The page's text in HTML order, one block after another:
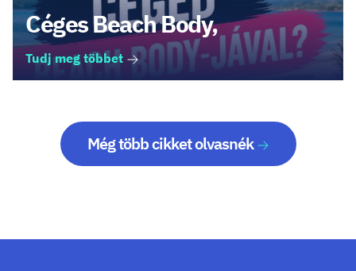
Céges Beach Body,
Tudj meg többet
Még több cikket olvasnék